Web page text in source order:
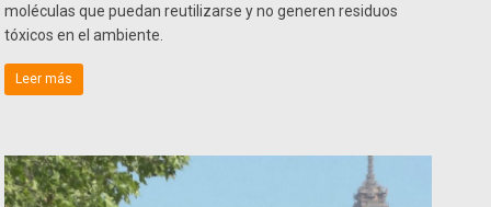
moléculas que puedan reutilizarse y no generen residuos
tóxicos en el ambiente.
Leer más